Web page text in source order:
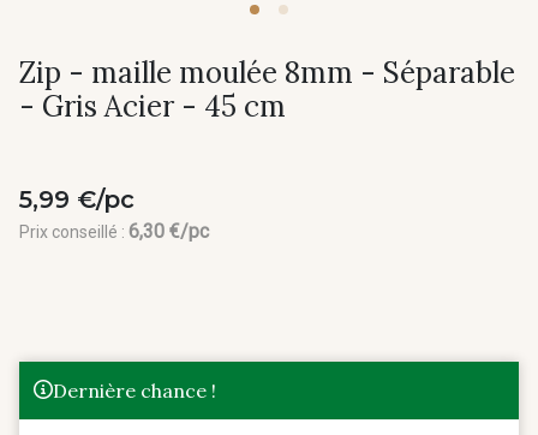
Zip - maille moulée 8mm - Séparable
- Gris Acier - 45 cm
5,99 €/pc
Prix conseillé : 6,30 €/pc
Dernière chance !